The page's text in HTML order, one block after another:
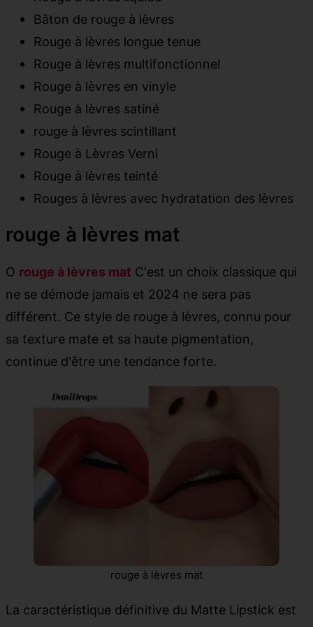
Bâton de rouge à lèvres
Rouge à lèvres longue tenue
Rouge à lèvres multifonctionnel
Rouge à lèvres en vinyle
Rouge à lèvres satiné
rouge à lèvres scintillant
Rouge à Lèvres Verni
Rouge à lèvres teinté
Rouges à lèvres avec hydratation des lèvres
rouge à lèvres mat
O rouge à lèvres mat C'est un choix classique qui
ne se démode jamais et 2024 ne sera pas
différent. Ce style de rouge à lèvres, connu pour
sa texture mate et sa haute pigmentation,
continue d'être une tendance forte.
rouge à lèvres mat
La caractéristique définitive du Matte Lipstick est